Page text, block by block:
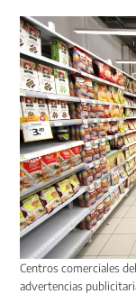
Centros comerciales
advertencias